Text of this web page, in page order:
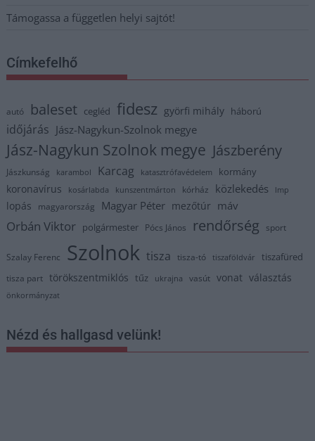
Támogassa a független helyi sajtót!
Címkefelhő
autó baleset cegléd fidesz györfi mihály háború
időjárás Jász-Nagykun-Szolnok megye
Jász-Nagykun Szolnok megye Jászberény
Jászkunság karambol Karcag katasztrófavédelem kormány
koronavírus kosárlabda kunszentmárton kórház közlekedés lmp
lopás magyarország Magyar Péter mezőtúr máv
Orbán Viktor polgármester Pócs János rendőrség sport
Szalay Ferenc Szolnok tisza tisza-tó tiszaföldvár tiszafüred
tisza part törökszentmiklós tűz ukrajna vasút vonat választás
önkormányzat
Nézd és hallgasd velünk!